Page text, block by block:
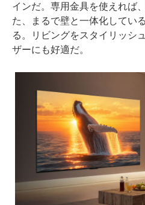
インだ。専用金具を使えれば
た、まるで壁と一体化してい
る。リビングをスタイリッシ
ザーにも好適だ。